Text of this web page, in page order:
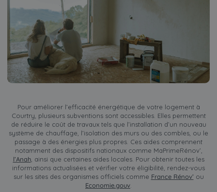
Pour améliorer l’efficacité énergétique de votre logement à
Courtry, plusieurs subventions sont accessibles. Elles permettent
de réduire le coût de travaux tels que l’installation d’un nouveau
système de chauffage, l’isolation des murs ou des combles, ou le
passage à des énergies plus propres. Ces aides comprennent
notamment des dispositifs nationaux comme MaPrimeRénov’,
l’Anah, ainsi que certaines aides locales. Pour obtenir toutes les
informations actualisées et vérifier votre éligibilité, rendez-vous
sur les sites des organismes officiels comme France Rénov’ ou
Economie.gouv